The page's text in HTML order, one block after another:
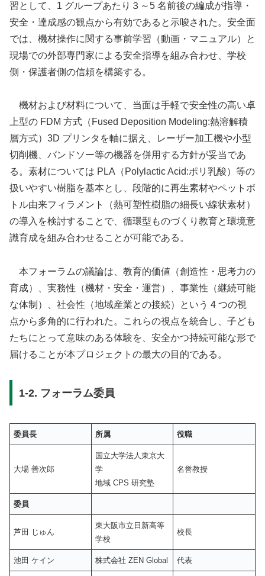
習として、1 グループあたり３～5 名前後の編成が指導・
安全・達成感の観点から有効であると示唆された。安全面
では、機材操作に関する事前学習（動画・マニュアル）と
現場での外部専門家による安全指導を組み合わせ、学校
側・保護者側の信頼を構築する。
機材および材料について、当面は手軽で安全性の高い卓
上型の FDM 方式（Fused Deposition Modeling:熱溶解積
層方式）3D プリンタを軸に据え、レーザー加工機や小型
切削機、バンドソー等の機器を併用する方針が妥当であ
る。素材については PLA（Polylactic Acid:ポリ乳酸）等の
扱いやすい樹脂を基本とし、段階的に再生素材やペットボ
トル由来フィラメント（熱可塑性樹脂の細⾧い線状素材）
の導入を検討することで、循環型ものづくり教育と環境意
識育成を組み合わせることが可能である。
本フォーラムの議論は、教育的価値（創造性・思考力の
育成）、実務性（機材・安全・運営）、事業性（継続可能
な体制）、社会性（地域産業との接続）という 4 つの視
点から多角的に行われた。これらの視点を統合し、子ども
たちにとって意味のある体験を、安全かつ持続可能な形で
届けることが本プロジェクトの最大の目的である。
1-2. フォーラム委員
委員長 所属 役職
大場 善次郎
国立大学法人東京大
学
地域 CPS 研究塾
名誉教授
委員
芦田 じゅん
東大阪市立日新高等
学校
校⾧
池田 ケイン 株式会社 ZEN Global 代表